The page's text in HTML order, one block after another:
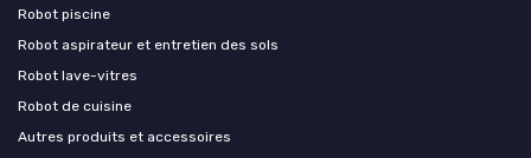
Robot piscine
Robot aspirateur et entretien des sols
Robot lave-vitres
Robot de cuisine
Autres produits et accessoires